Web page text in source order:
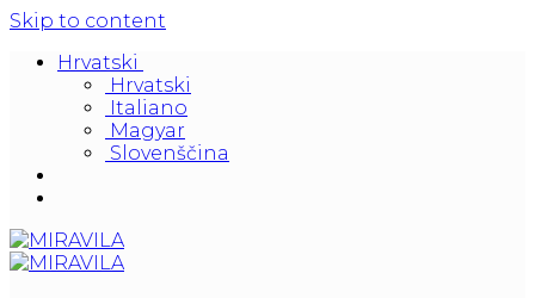
Skip to content
Hrvatski
Hrvatski
Italiano
Magyar
Slovenščina